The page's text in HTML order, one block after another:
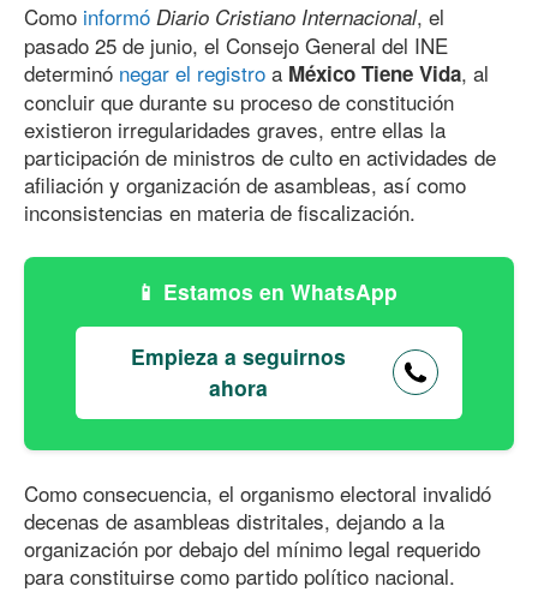
Como informó Diario Cristiano Internacional, el
pasado 25 de junio, el Consejo General del INE
determinó negar el registro a México Tiene Vida, al
concluir que durante su proceso de constitución
existieron irregularidades graves, entre ellas la
participación de ministros de culto en actividades de
afiliación y organización de asambleas, así como
inconsistencias en materia de fiscalización.
Estamos en WhatsApp
Empieza a seguirnos
ahora
Como consecuencia, el organismo electoral invalidó
decenas de asambleas distritales, dejando a la
organización por debajo del mínimo legal requerido
para constituirse como partido político nacional.